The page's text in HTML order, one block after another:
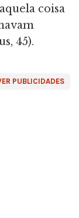
coisa
45).
PUBLICIDADES